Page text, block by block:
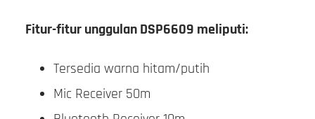
Fitur-fitur unggulan DSP6609 meliputi:
Tersedia warna hitam/putih
Mic Receiver 50m